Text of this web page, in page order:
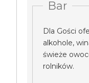
Bar
Dla Gości
alkohole,
świeże
rolników.